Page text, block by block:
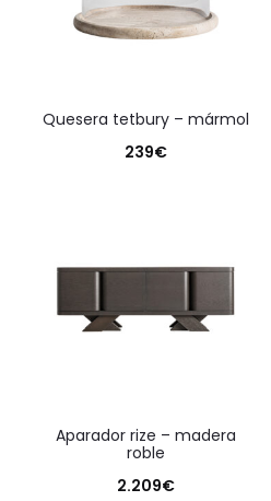
quesera tetbury – mármol
239€
aparador rize – madera
roble
2.209€